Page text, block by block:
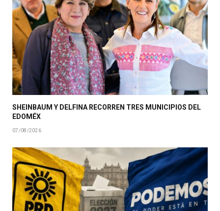
SHEINBAUM Y DELFINA RECORREN TRES MUNICIPIOS DEL
EDOMÉX
07/08/2026